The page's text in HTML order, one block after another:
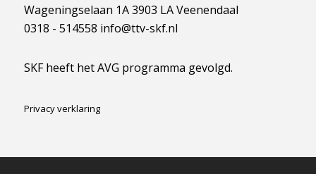
Wageningselaan 1A 3903 LA Veenendaal
0318 - 514558 info@ttv-skf.nl
SKF heeft het AVG programma gevolgd.
Privacy verklaring